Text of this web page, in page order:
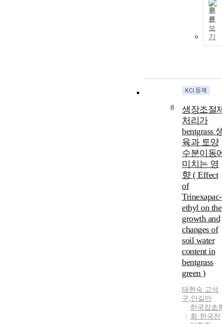
원
문
보
기
8
생장조절
처리가
bentgrass
육과 토양
수분이동
미치는 영
향 ( Effect
of
Trinexapac-
ethyl on the
growth and
changes of
soil water
content in
bentgrass
green )
태현숙,고석
구,안길만
한국잡초
회·한국잔